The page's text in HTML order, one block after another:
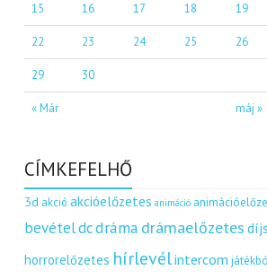
« Már máj »
15 16 17 18 19
22 23 24 25 26
29 30
CÍMKEFELHŐ
3d akció akcióelőzetes animáció
bevételdcdráma drámaelőzetes
horrorelőzetes hírlevélintercom